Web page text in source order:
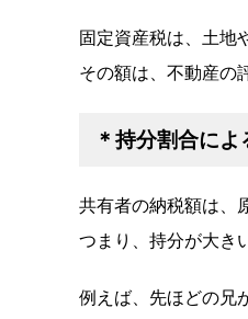
固定資産税は、土地
その額は、不動産の
＊持分割合に
共有者の納税額は、
つまり、持分が大き
例えば、先ほどの兄